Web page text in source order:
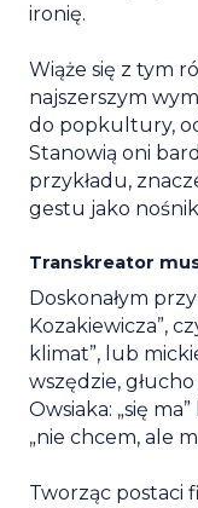
ironię.
Wiąże się z tym
najszerszym
do popkultury,
Stanowią oni
przykładu,
gestu jako
Transkreator
Doskonałym
Kozakiewicza”,
klimat”, lub
wszędzie,
Owsiaka: „się
„nie chcem, ale
Tworząc postaci